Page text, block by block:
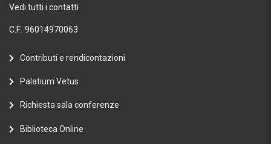
Vedi tutti i contatti
C.F.: 96014970063
Contributi e rendicontazioni
Palatium Vetus
Richiesta sala conferenze
Biblioteca Online